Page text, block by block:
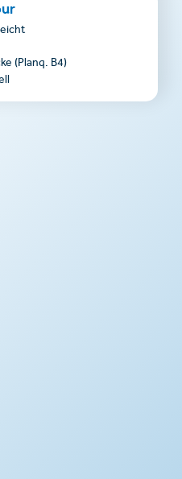
(Planq. B4)